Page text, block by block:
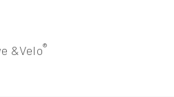
&Velo®